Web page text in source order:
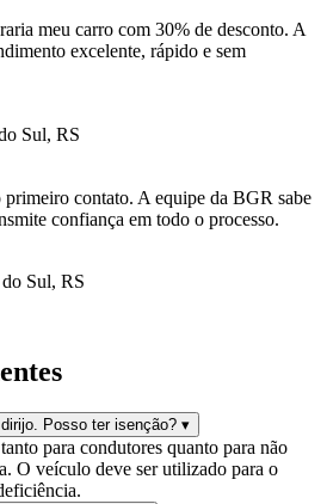
meu carro com 30% de desconto. A
excelente, rápido e sem
Sul, RS
contato. A equipe da BGR sabe
confiança em todo o processo.
Sul, RS
Posso ter isenção? ▾
para condutores quanto para não
O veículo deve ser utilizado para o